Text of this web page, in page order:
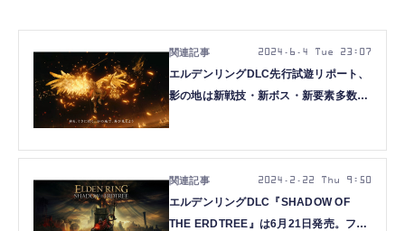
エルデンリングDLC先行試遊リポート、
影の地は新戦技・新ボス・新要素多数
2024.6.4 Tue 23:07
エルデンリングDLC『SHADOW OF
THE ERDTREE』は6月21日発売。フロ
2024.2.22 Thu 9:50